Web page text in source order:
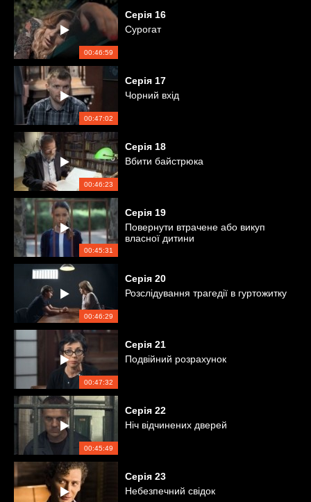
00:46:59
Серія 16
Сурогат
00:47:02
Серія 17
Чорний вхід
00:46:23
Серія 18
Вбити байстрюка
00:45:31
Серія 19
Повернути втрачене або викуп
власної дитини
00:46:29
Серія 20
Розслідування трагедії в гуртожитку
00:47:32
Серія 21
Подвійний розрахунок
00:45:49
Серія 22
Ніч відчинених дверей
Серія 23
Небезпечний свідок